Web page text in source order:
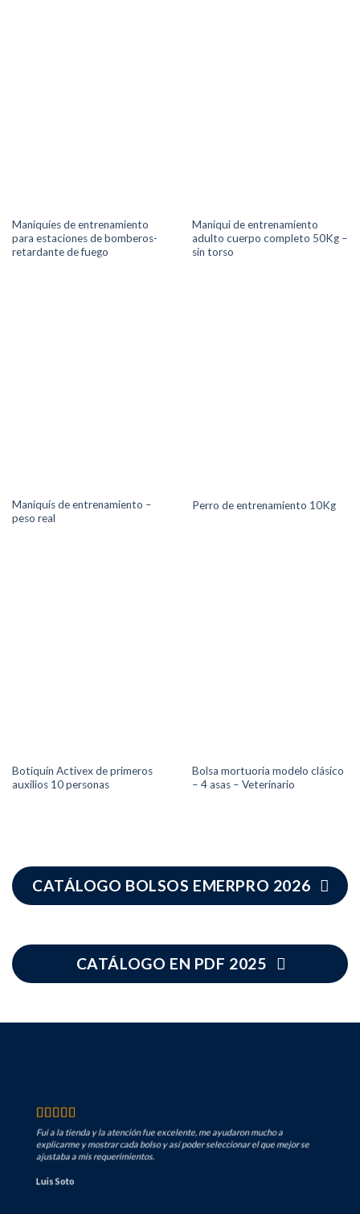
Maniquíes de entrenamiento
para estaciones de bomberos-
retardante de fuego
Maniqui de entrenamiento
adulto cuerpo completo 50Kg –
sin torso
Maniquís de entrenamiento –
peso real
Perro de entrenamiento 10Kg
Botiquín Activex de primeros
auxilios 10 personas
Bolsa mortuoria modelo clásico
– 4 asas – Veterinario
CATÁLOGO BOLSOS EMERPRO 2026
CATÁLOGO EN PDF 2025
Fui a la tienda y la atención fue excelente, me ayudaron mucho a
explicarme y mostrar cada bolso y así poder seleccionar el que mejor se
ajustaba a mis requerimientos.
Luis Soto